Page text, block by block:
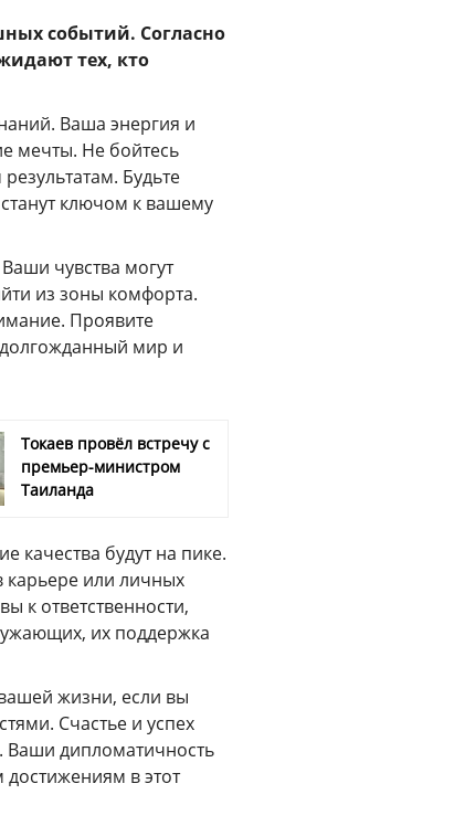
событий. Согласно
тех, кто
Ваша энергия и
мечты. Не бойтесь
Будьте
ключом к вашему
чувства могут
из зоны комфорта.
Проявите
мир и
Токаев провёл встречу с
премьер-министром
Таиланда
качества будут на пике.
карьере или личных
к ответственности,
их поддержка
жизни, если вы
Счастье и успех
Ваши дипломатичность
в этот